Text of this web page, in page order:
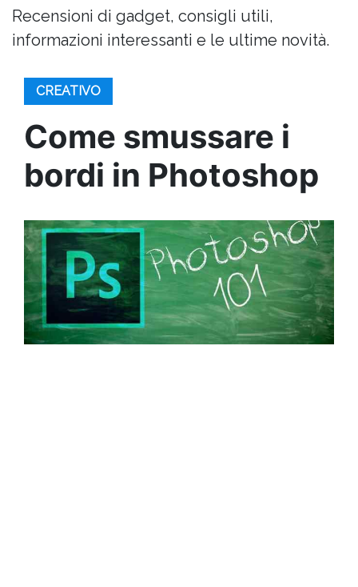
Recensioni di gadget, consigli utili,
informazioni interessanti e le ultime novità.
CREATIVO
Come smussare i
bordi in Photoshop